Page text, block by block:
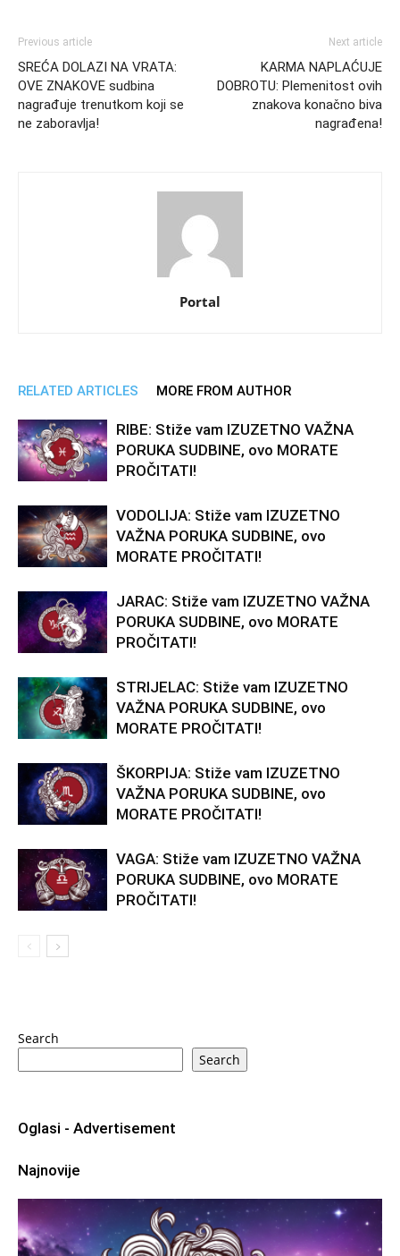
Previous article
SREĆA DOLAZI NA VRATA:
OVE ZNAKOVE sudbina
nagrađuje trenutkom koji se
ne zaboravlja!
Next article
KARMA NAPLAĆUJE
DOBROTU: Plemenitost ovih
znakova konačno biva
nagrađena!
Portal
RELATED ARTICLES MORE FROM AUTHOR
RIBE: Stiže vam IZUZETNO VAŽNA
PORUKA SUDBINE, ovo MORATE
PROČITATI!
VODOLIJA: Stiže vam IZUZETNO
VAŽNA PORUKA SUDBINE, ovo
MORATE PROČITATI!
JARAC: Stiže vam IZUZETNO VAŽNA
PORUKA SUDBINE, ovo MORATE
PROČITATI!
STRIJELAC: Stiže vam IZUZETNO
VAŽNA PORUKA SUDBINE, ovo
MORATE PROČITATI!
ŠKORPIJA: Stiže vam IZUZETNO
VAŽNA PORUKA SUDBINE, ovo
MORATE PROČITATI!
VAGA: Stiže vam IZUZETNO VAŽNA
PORUKA SUDBINE, ovo MORATE
PROČITATI!
Search
Search
Oglasi - Advertisement
Najnovije